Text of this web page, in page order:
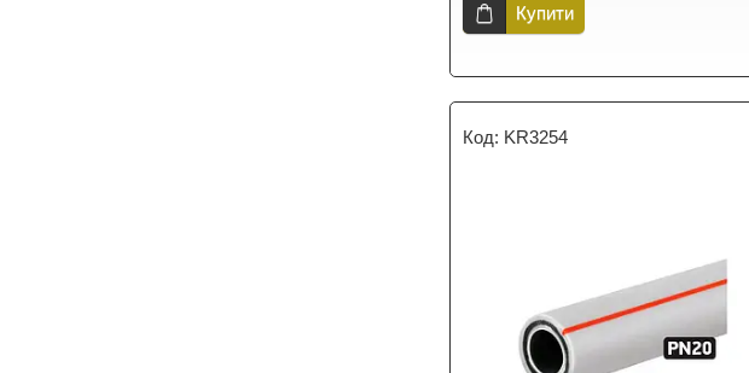
Купити
KR3254